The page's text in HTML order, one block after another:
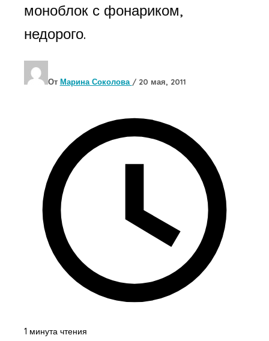
моноблок с фонариком,
недорого.
От Марина Соколова / 20 мая, 2011
1 минута чтения